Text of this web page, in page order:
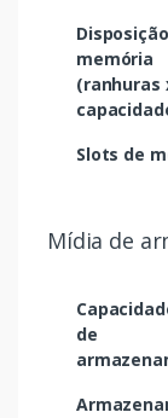
memória
(ranhuras
Slots de
Mídia de
de